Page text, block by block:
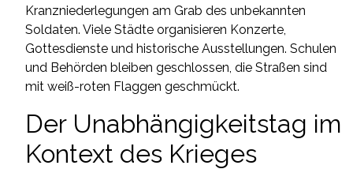
Kranzniederlegungen am Grab des unbekannten
Soldaten. Viele Städte organisieren Konzerte,
Gottesdienste und historische Ausstellungen. Schulen
und Behörden bleiben geschlossen, die Straßen sind
mit weiß-roten Flaggen geschmückt.
Der Unabhängigkeitstag im
Kontext des Krieges